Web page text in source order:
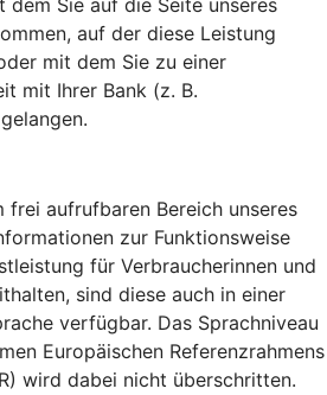
dem Sie auf die Seite unseres
auf der diese Leistung
mit dem Sie zu einer
mit Ihrer Bank (z. B.
frei aufrufbaren Bereich unseres
zur Funktionsweise
für Verbraucherinnen und
sind diese auch in einer
verfügbar. Das Sprachniveau
Europäischen Referenzrahmens
wird dabei nicht überschritten.